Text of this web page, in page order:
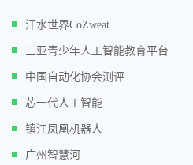
汗水世界CoZweat
三亚青少年人工智能教育平台
中国自动化协会测评
芯一代人工智能
镇江凤凰机器人
广州智慧河